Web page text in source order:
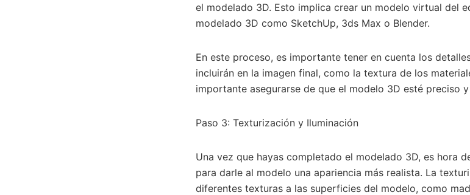
el modelado 3D. Esto implica crear un modelo virtual del
modelado 3D como SketchUp, 3ds Max o Blender.
En este proceso, es importante tener en cuenta los
incluirán en la imagen final, como la textura de los
importante asegurarse de que el modelo 3D esté preciso
Paso 3: Texturización y Iluminación
Una vez que hayas completado el modelado 3D, es hora
para darle al modelo una apariencia más realista. La
diferentes texturas a las superficies del modelo, como